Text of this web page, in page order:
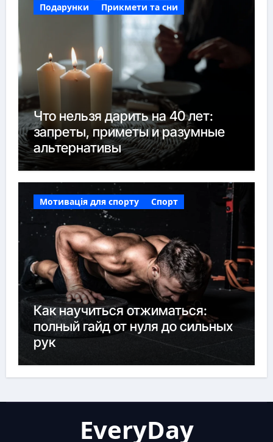
Подарунки Прикмети та сни
Что нельзя дарить на 40 лет:
запреты, приметы и разумные
альтернативы
Мотивація для спорту Спорт
Как научиться отжиматься:
полный гайд от нуля до сильных
рук
EveryDay